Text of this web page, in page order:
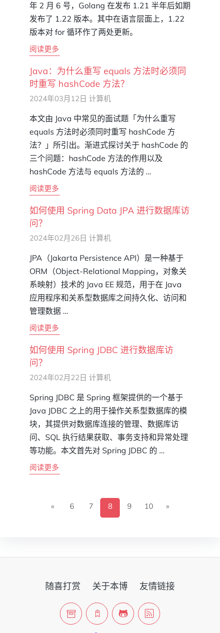
年 2 月 6 号，Golang 在发布 1.21 半年后如期
发布了 1.22 版本。其中在语言层面上，1.22
版本对 for 循环作了两处更新。
阅读更多
Java：为什么重写 equals 方法时必须同
时重写 hashCode 方法？
2024年03月12日 计算机
本文由 Java 中常见的面试题「为什么重写
equals 方法时必须同时重写 hashCode 方
法？」所引出。渐进式探讨关于 hashCode 的
三个问题：hashCode 方法的作用以及
hashCode 方法与 equals 方法的 …
阅读更多
如何使用 Spring Data JPA 进行数据库访
问？
2024年02月26日 计算机
JPA（Jakarta Persistence API）是一种基于
ORM（Object-Relational Mapping，对象关
系映射）技术的 Java EE 规范，用于在 Java
应用程序和关系型数据库之间持久化、访问和
管理数据 …
阅读更多
如何使用 Spring JDBC 进行数据库访
问？
2024年02月22日 计算机
Spring JDBC 是 Spring 框架提供的一个基于
Java JDBC 之上的用于操作关系型数据库的模
块，其提供对数据库连接的管理、数据库访
问、SQL 执行结果获取、事务支持和异常处理
等功能。本文首先对 Spring JDBC 的 …
阅读更多
« 6 7 8 9 10 »
随喜打赏 关于本博 友情链接